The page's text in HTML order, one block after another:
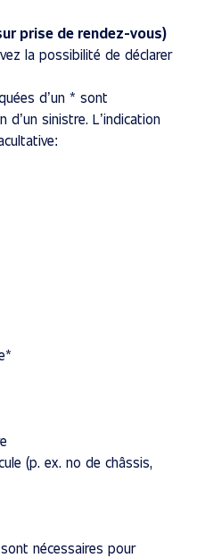
prise de rendez-vous)
la possibilité de déclarer
d’un * sont
sinistre. L’indication
(p. ex. no de châssis,
nécessaires pour